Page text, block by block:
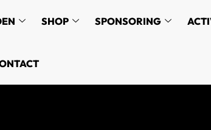
SHOP SPONSORING